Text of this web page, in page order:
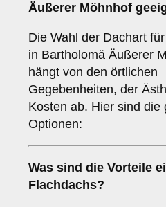
Äußerer Möhnhof
Die Wahl der Dachart
in Bartholomä Äußerer
hängt von den örtlichen
Gegebenheiten, der
Kosten ab. Hier sind die
Optionen:
Was sind die Vorteile
Flachdachs?